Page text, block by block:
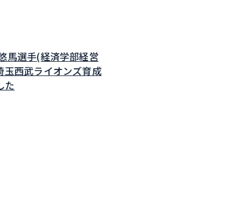
馬選手(経済学部経営
西武ライオンズ育成
た